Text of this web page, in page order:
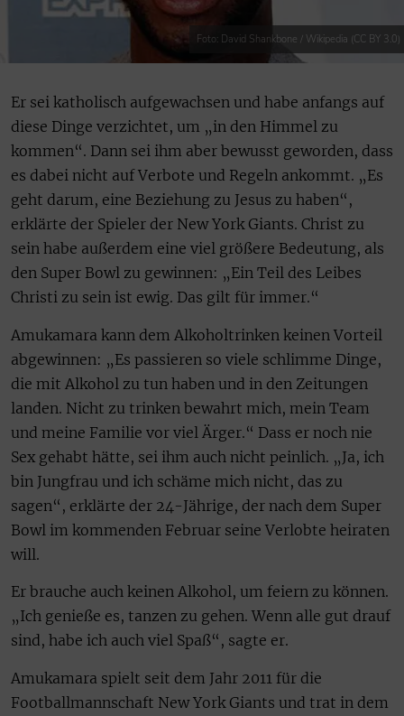
Foto: David Shankbone / Wikipedia (CC BY 3.0)
Er sei katholisch aufgewachsen und habe anfangs auf
diese Dinge verzichtet, um „in den Himmel zu
kommen“. Dann sei ihm aber bewusst geworden, dass
es dabei nicht auf Verbote und Regeln ankommt. „Es
geht darum, eine Beziehung zu Jesus zu haben“,
erklärte der Spieler der New York Giants. Christ zu
sein habe außerdem eine viel größere Bedeutung, als
den Super Bowl zu gewinnen: „Ein Teil des Leibes
Christi zu sein ist ewig. Das gilt für immer.“
Amukamara kann dem Alkoholtrinken keinen Vorteil
abgewinnen: „Es passieren so viele schlimme Dinge,
die mit Alkohol zu tun haben und in den Zeitungen
landen. Nicht zu trinken bewahrt mich, mein Team
und meine Familie vor viel Ärger.“ Dass er noch nie
Sex gehabt hätte, sei ihm auch nicht peinlich. „Ja, ich
bin Jungfrau und ich schäme mich nicht, das zu
sagen“, erklärte der 24-Jährige, der nach dem Super
Bowl im kommenden Februar seine Verlobte heiraten
will.
Er brauche auch keinen Alkohol, um feiern zu können.
„Ich genieße es, tanzen zu gehen. Wenn alle gut drauf
sind, habe ich auch viel Spaß“, sagte er.
Amukamara spielt seit dem Jahr 2011 für die
Footballmannschaft New York Giants und trat in dem